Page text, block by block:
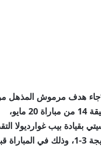
هدف مرموش المذهل
30 ياردة في الدقيقة 14 من مباراة 20 مايو،
بقيادة بيب غوارديولا
طريقهم للفوز بنتيجة 3-1، وذلك في